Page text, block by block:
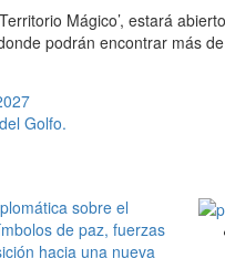
Mágico’, estará
podrán encontrar más
Golfo.